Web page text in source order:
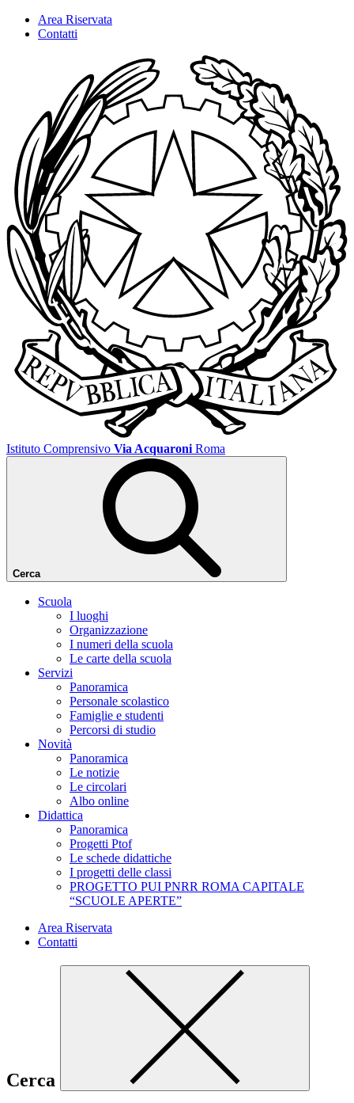
Area Riservata
Contatti
Istituto Comprensivo Via Acquaroni Roma
Cerca
Scuola
I luoghi
Organizzazione
I numeri della scuola
Le carte della scuola
Servizi
Panoramica
Personale scolastico
Famiglie e studenti
Percorsi di studio
Novità
Panoramica
Le notizie
Le circolari
Albo online
Didattica
Panoramica
Progetti Ptof
Le schede didattiche
I progetti delle classi
PROGETTO PUI PNRR ROMA CAPITALE
“SCUOLE APERTE”
Area Riservata
Contatti
Cerca